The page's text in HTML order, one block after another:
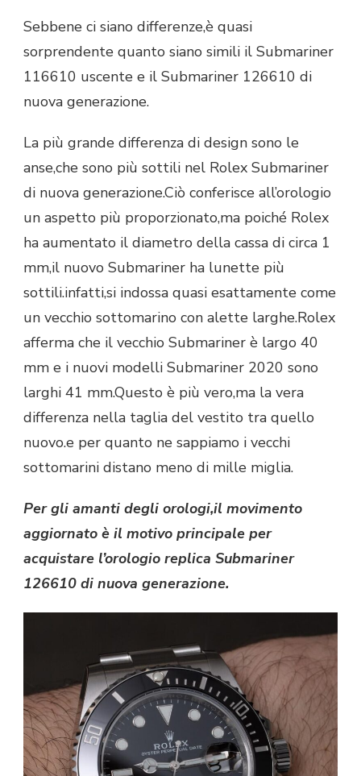
Sebbene ci siano differenze,è quasi
sorprendente quanto siano simili il Submariner
116610 uscente e il Submariner 126610 di
nuova generazione.
La più grande differenza di design sono le
anse,che sono più sottili nel Rolex Submariner
di nuova generazione.Ciò conferisce all’orologio
un aspetto più proporzionato,ma poiché Rolex
ha aumentato il diametro della cassa di circa 1
mm,il nuovo Submariner ha lunette più
sottili.infatti,si indossa quasi esattamente come
un vecchio sottomarino con alette larghe.Rolex
afferma che il vecchio Submariner è largo 40
mm e i nuovi modelli Submariner 2020 sono
larghi 41 mm.Questo è più vero,ma la vera
differenza nella taglia del vestito tra quello
nuovo.e per quanto ne sappiamo i vecchi
sottomarini distano meno di mille miglia.
Per gli amanti degli orologi,il movimento
aggiornato è il motivo principale per
acquistare l’orologio replica Submariner
126610 di nuova generazione.